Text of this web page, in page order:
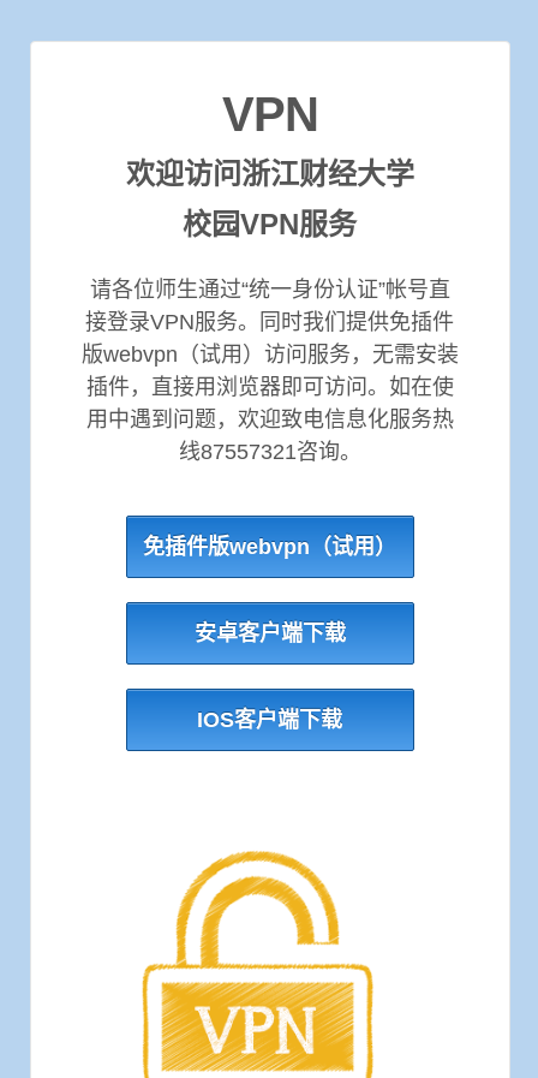
VPN
欢迎访问浙江财经大学
校园VPN服务
请各位师生通过“统一身份认证”帐号直
接登录VPN服务。同时我们提供免插件
版webvpn（试用）访问服务，无需安装
插件，直接用浏览器即可访问。如在使
用中遇到问题，欢迎致电信息化服务热
线87557321咨询。
免插件版webvpn（试用）
安卓客户端下载
IOS客户端下载